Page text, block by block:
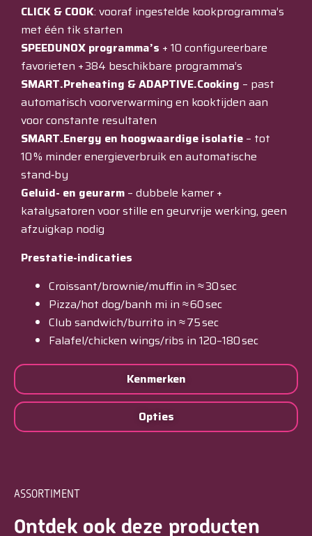
Kenmerken
Opties
CLICK & COOK: vooraf ingestelde kookprogramma’s
met één tik starten
SPEEDUNOX programma’s + 10 configureerbare
favorieten + 384 beschikbare programma’s
SMART.Preheating & ADAPTIVE.Cooking – past
automatisch voorverwarming en kooktijden aan
voor constante resultaten
SMART.Energy en hoogwaardige isolatie – tot
10 % minder energieverbruik en automatische
stand‑by
Geluid- en geurarm – dubbele kamer +
katalysatoren voor stille en geurvrije werking, geen
afzuigkap nodig
Prestatie-indicaties
Croissant/brownie/muffin in ≈ 30 sec
Pizza/hot dog/banh mi in ≈ 60 sec
Club sandwich/burrito in ≈ 75 sec
Falafel/chicken wings/ribs in 120–180 sec
ASSORTIMENT
Ontdek ook deze producten